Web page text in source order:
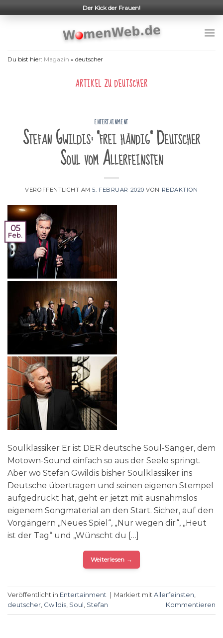
to
Der Kick der Frauen!
Du bist hier: Magazin » deutscher
ARTIKEL ZUDEUTSCHER
ENTERTAINMENT
Stefan Gwildis: "frei händig" Deutscher
Soul vom Allerfeinsten
VERÖFFENTLICHT AM5. FEBRUAR 2020 VON REDAKTION
05
Feb.
Soulklassiker Er ist DER deutsche Soul-Sänger, dem
Motown-Sound einfach so aus der Seele springt.
Aber wo Stefan Gwildis bisher Soulklassiker ins
Deutsche übertragen und seinen eigenen Stempel
aufgedrückt hat, geht er jetzt mit ausnahmslos
eigenem Songmaterial an den Start. Sicher, auf den
Vorgängern „Neues Spiel“, „Nur wegen dir“, „Heut
ist der Tag“ und „Wünscht du […]
Weiterlesen →
Veröffentlicht in Entertainment Markiert mit Allerfeinsten
deutscher Gwildis Soul Stefan Kommentieren